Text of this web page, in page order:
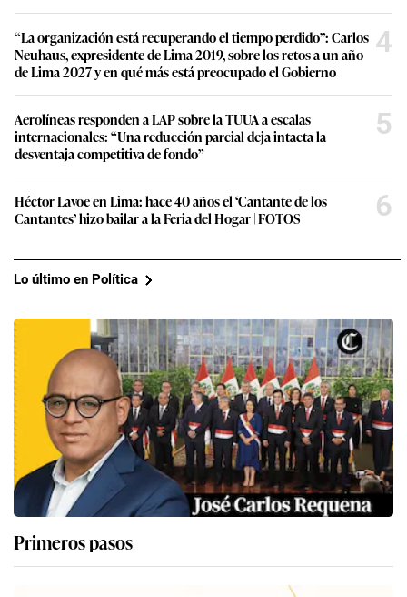
“La organización está recuperando el tiempo perdido”: Carlos
Neuhaus, expresidente de Lima 2019, sobre los retos a un año
de Lima 2027 y en qué más está preocupado el Gobierno
4
Aerolíneas responden a LAP sobre la TUUA a escalas
internacionales: “Una reducción parcial deja intacta la
desventaja competitiva de fondo”
5
Héctor Lavoe en Lima: hace 40 años el ‘Cantante de los
Cantantes’ hizo bailar a la Feria del Hogar | FOTOS
6
Lo último en Política
Primeros pasos